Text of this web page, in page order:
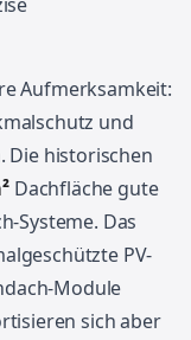
Aufmerksamkeit:
und
Die historischen
Dachfläche gute
Systeme. Das
PV-
Module
sich aber